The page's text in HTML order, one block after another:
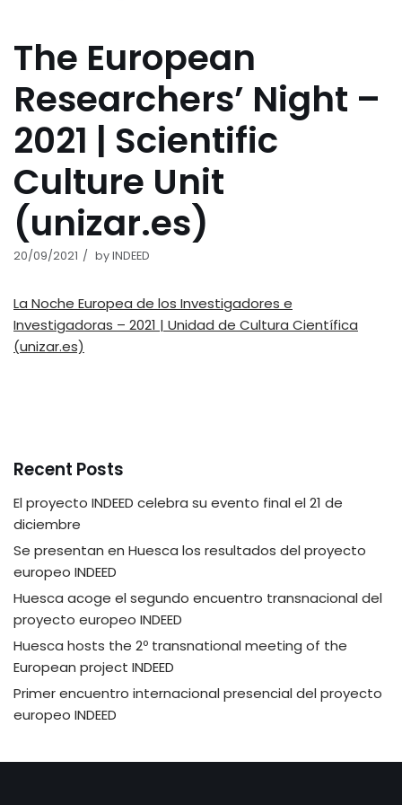
The European
Researchers’ Night –
2021 | Scientific
Culture Unit
(unizar.es)
20/09/2021 byINDEED
La Noche Europea de los Investigadores e
Investigadoras – 2021 | Unidad de Cultura Científica
(unizar.es)
Recent Posts
El proyecto INDEED celebra su evento final el 21 de
diciembre
Se presentan en Huesca los resultados del proyecto
europeo INDEED
Huesca acoge el segundo encuentro transnacional del
proyecto europeo INDEED
Huesca hosts the 2º transnational meeting of the
European project INDEED
Primer encuentro internacional presencial del proyecto
europeo INDEED